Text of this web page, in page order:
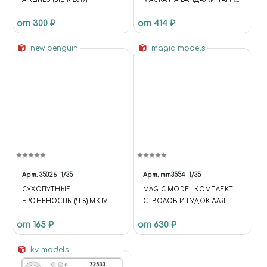
МАГАЗИН СБОРНЫХ
КРАСОК, АЭРОГРАФОВ И
МОДЕЛИЗМА. ДОСТАВКА ПО
"+79191212207", "EMAIL":
"MIRACLE-WORLD@MAIL.RU",
"STREETADDRESS": "УЛ.
ТИМИРЯЗЕВА, 27",
"ADDRESSREGION":
от 300 ₽ от 414 ₽
new penguin
Арт. 35026 1/35
CУХОПУТНЫЕ
БРОНЕНОСЦЫ (Ч.8) MK.IV
от 165 ₽
magic models
Арт. mm3554 1/35
MAGIC MODEL КОМПЛЕКТ
СТВОЛОВ И ГУДОК ДЛЯ
от 630 ₽
kv models